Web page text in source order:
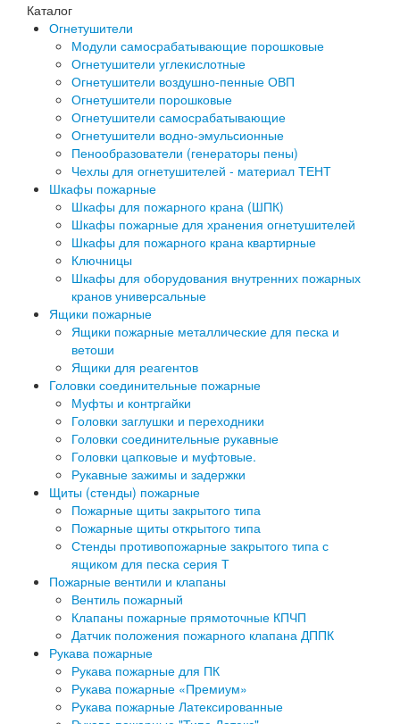
Каталог
Огнетушители
Модули самосрабатывающие порошковые
Огнетушители углекислотные
Огнетушители воздушно-пенные ОВП
Огнетушители порошковые
Огнетушители самосрабатывающие
Огнетушители водно-эмульсионные
Пенообразователи (генераторы пены)
Чехлы для огнетушителей - материал ТЕНТ
Шкафы пожарные
Шкафы для пожарного крана (ШПК)
Шкафы пожарные для хранения огнетушителей
Шкафы для пожарного крана квартирные
Ключницы
Шкафы для оборудования внутренних пожарных
кранов универсальные
Ящики пожарные
Ящики пожарные металлические для песка и
ветоши
Ящики для реагентов
Головки соединительные пожарные
Муфты и контргайки
Головки заглушки и переходники
Головки соединительные рукавные
Головки цапковые и муфтовые.
Рукавные зажимы и задержки
Щиты (стенды) пожарные
Пожарные щиты закрытого типа
Пожарные щиты открытого типа
Стенды противопожарные закрытого типа с
ящиком для песка серия Т
Пожарные вентили и клапаны
Вентиль пожарный
Клапаны пожарные прямоточные КПЧП
Датчик положения пожарного клапана ДППК
Рукава пожарные
Рукава пожарные для ПК
Рукава пожарные «Премиум»
Рукава пожарные Латексированные